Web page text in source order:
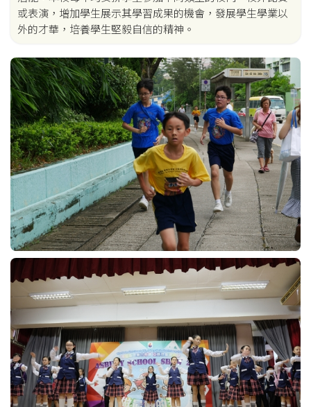
或表演，增加學生展示其學習成果的機會，發展學生學業以
外的才華，培養學生堅毅自信的精神。